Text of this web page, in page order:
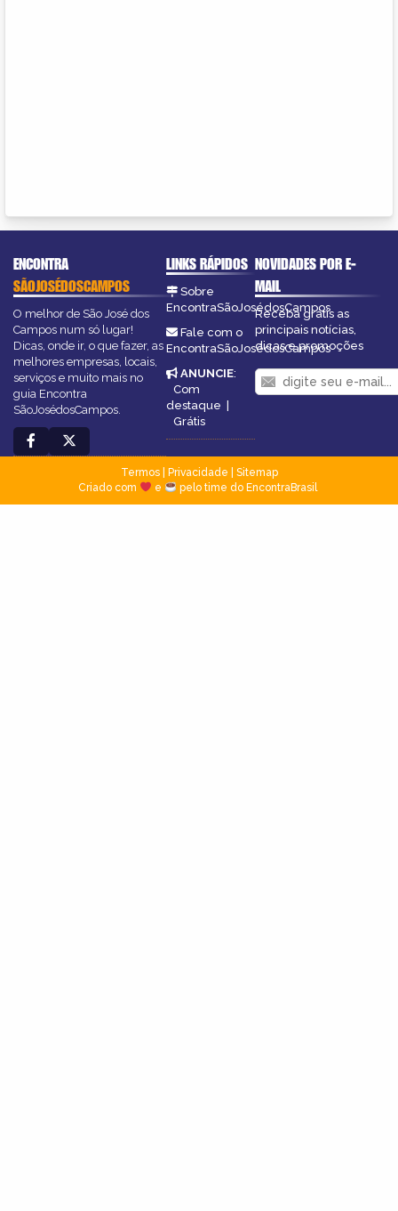
ENCONTRA
SÃOJOSÉDOSCAMPOS
O melhor de São José dos
Campos num só lugar!
Dicas, onde ir, o que fazer, as
melhores empresas, locais,
serviços e muito mais no
guia Encontra
SãoJosédosCampos.
LINKS RÁPIDOS
Sobre
EncontraSãoJosédosCampos
Fale com o
EncontraSãoJosédosCampos
ANUNCIE:
Com
destaque |
Grátis
NOVIDADES POR E-
MAIL
Receba grátis as
principais notícias,
dicas e promoções
Termos| Privacidade
Sitemap
Criado com
e pelo time do EncontraBrasil